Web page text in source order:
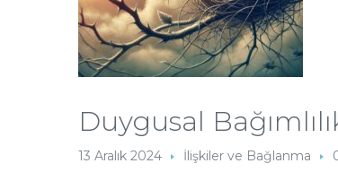
Duygusal
13 Aralık 2024 İlişkiler ve Bağlanma